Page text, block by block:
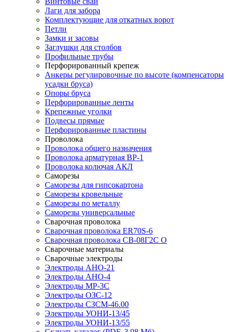
Лаги для забора
Комплектующие для откатных ворот
Петли
Замки и засовы
Заглушки для столбов
Профильные трубы
Перфорированный крепеж
Анкеры регулировочные по высоте (компенсаторы
усадки бруса)
Опоры бруса
Перфорированные ленты
Крепежные уголки
Подвесы прямые
Перфорированные пластины
Проволока
Проволока общего назначения
Проволока арматурная ВР-1
Проволока колючая АКЛ
Саморезы
Саморезы для гипсокартона
Саморезы кровельные
Саморезы по металлу
Саморезы универсальные
Сварочная проволока
Сварочная проволока ER70S-6
Сварочная проволока СВ-08Г2С О
Сварочные материалы
Сварочные электроды
Электроды АНО-21
Электроды АНО-4
Электроды МР-3С
Электроды ОЗС-12
Электроды СЗСМ-46.00
Электроды УОНИ-13/45
Электроды УОНИ-13/55